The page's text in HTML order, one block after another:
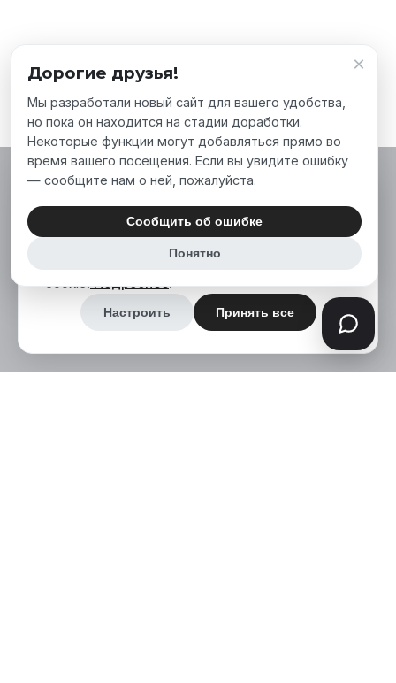
наш сайт лучше для вас. Нажимая «Принять
все», вы соглашаетесь на использование нами
аналитических и маркетинговых файлов
cookie.Подробнее.
Настроить Принять все
×
Дорогие друзья!
Мы разработали новый сайт для вашего удобства,
но пока он находится на стадии доработки.
Некоторые функции могут добавляться прямо во
время вашего посещения. Если вы увидите ошибку
— сообщите нам о ней, пожалуйста.
Понятно
Сообщить об ошибке